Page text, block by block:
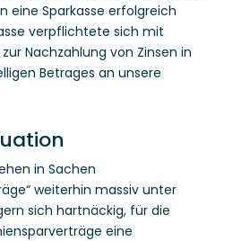
eine Sparkasse erfolgreich
verpflichtete sich mit
Nachzahlung von Zinsen in
Betrages an unsere
in Sachen
weiterhin massiv unter
sich hartnäckig, für die
eine